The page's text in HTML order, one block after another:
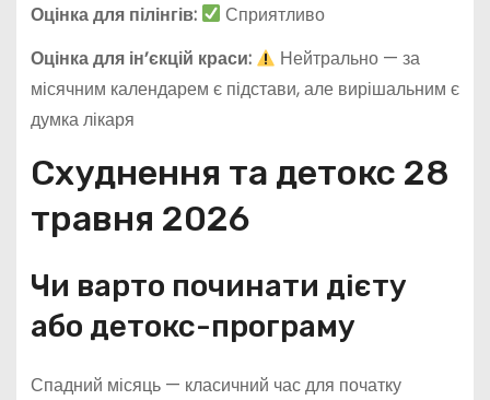
Оцінка для пілінгів:
Сприятливо
Оцінка для ін’єкцій краси:
Нейтрально — за
місячним календарем є підстави, але вирішальним є
думка лікаря
Схуднення та детокс 28
травня 2026
Чи варто починати дієту
або детокс-програму
Спадний місяць — класичний час для початку